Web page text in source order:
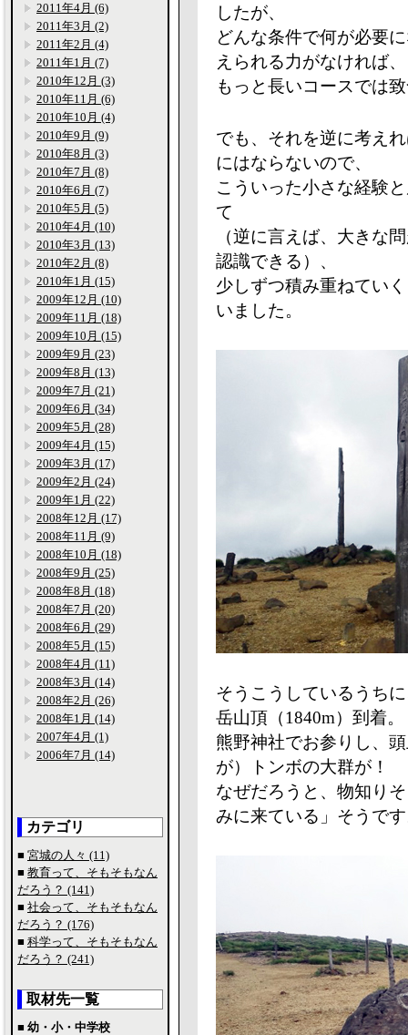
したが、
どんな条件で何が必要
えられる力がなければ、
もっと長いコースでは
でも、それを逆に考え
にはならないので、
こういった小さな経験
て
（逆に言えば、大きな
認識できる）、
少しずつ積み重ねてい
いました。
そうこうしているうち
岳山頂（1840m）到着。
熊野神社でお参りし、
が）トンボの大群が！
なぜだろうと、物知り
みに来ている」そうで
2011年4月 (6)
2011年3月 (2)
2011年2月 (4)
2011年1月 (7)
2010年12月 (3)
2010年11月 (6)
2010年10月 (4)
2010年9月 (9)
2010年8月 (3)
2010年7月 (8)
2010年6月 (7)
2010年5月 (5)
2010年4月 (10)
2010年3月 (13)
2010年2月 (8)
2010年1月 (15)
2009年12月 (10)
2009年11月 (18)
2009年10月 (15)
2009年9月 (23)
2009年8月 (13)
2009年7月 (21)
2009年6月 (34)
2009年5月 (28)
2009年4月 (15)
2009年3月 (17)
2009年2月 (24)
2009年1月 (22)
2008年12月 (17)
2008年11月 (9)
2008年10月 (18)
2008年9月 (25)
2008年8月 (18)
2008年7月 (20)
2008年6月 (29)
2008年5月 (15)
2008年4月 (11)
2008年3月 (14)
2008年2月 (26)
2008年1月 (14)
2007年4月 (1)
2006年7月 (14)
カテゴリ
■ 宮城の人々 (11)
■ 教育って、そもそもなん
だろう？ (141)
■ 社会って、そもそもなん
だろう？ (176)
■ 科学って、そもそもなん
だろう？ (241)
取材先一覧
■ 幼・小・中学校